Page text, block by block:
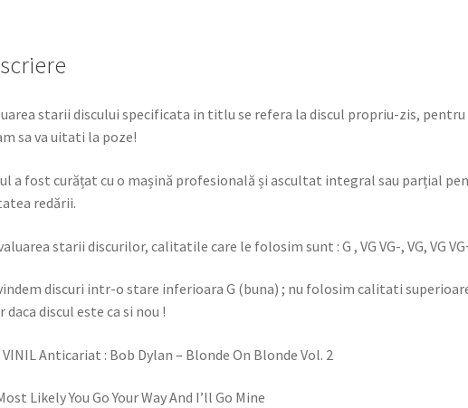
starii discului specificata in titlu se refera la discul propriu-zis,
sa va uitati la poze!
a fost curățat cu o mașină profesională și ascultat integral sau parțial
redării.
starii discurilor, calitatile care le folosim sunt : G , VG VG-, VG, VG
discuri intr-o stare inferioara G (buna) ; nu folosim calitati
daca discul este ca si nou !
VINIL Anticariat : Bob Dylan – Blonde On Blonde Vol. 2
Likely You Go Your Way And I’ll Go Mine